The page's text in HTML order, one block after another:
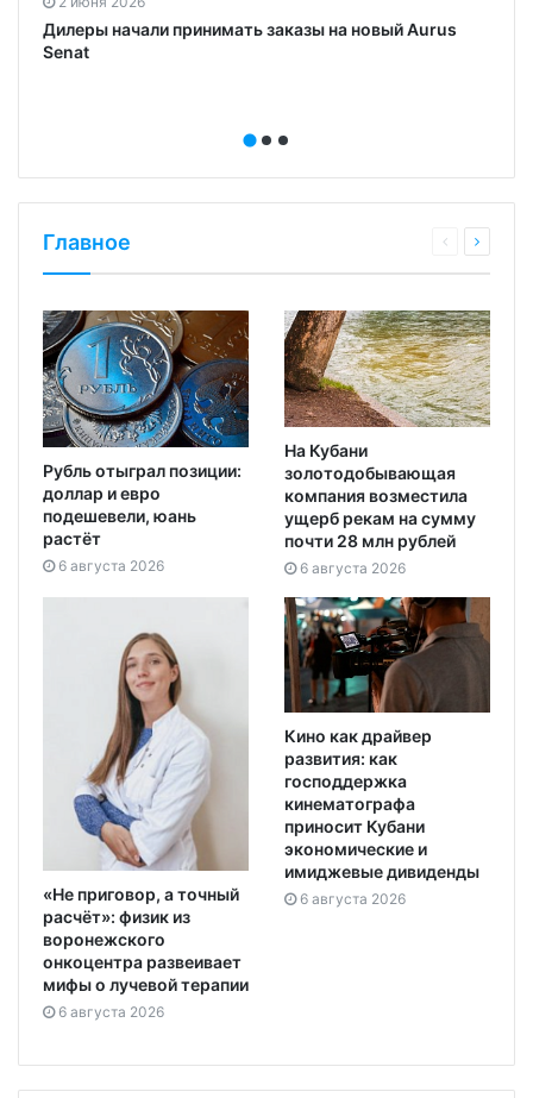
Дилеры начали принимать заказы на новый Aurus
Senat
Главное
Рубль отыграл позиции:
доллар и евро
подешевели, юань
растёт
6 августа 2026
На Кубани
золотодобывающая
компания возместила
ущерб рекам на сумму
почти 28 млн рублей
6 августа 2026
«Не приговор, а точный
расчёт»: физик из
воронежского
онкоцентра развеивает
мифы о лучевой терапии
6 августа 2026
Кино как драйвер
развития: как
господдержка
кинематографа
приносит Кубани
экономические и
имиджевые дивиденды
6 августа 2026